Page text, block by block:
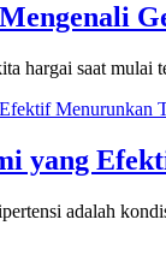
hargai saat
yang
adalah